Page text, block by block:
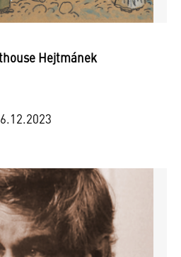
Hejtmánek